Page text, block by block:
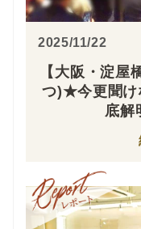
2025/11/22
【大阪・淀
つ)★今更聞け
底解